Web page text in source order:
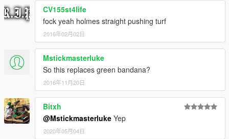
CV155st4life
fock yeah holmes straight pushing turf
2016年02月02日
Mstickmasterluke
So this replaces green bandana?
2016年11月20日
Bitxh
@Mstickmasterluke Yep
2020年05月04日